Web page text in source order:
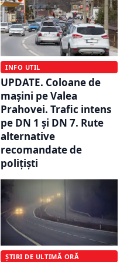
INFO UTIL
UPDATE. Coloane de
mașini pe Valea
Prahovei. Trafic intens
pe DN 1 și DN 7. Rute
alternative
recomandate de
polițiști
ȘTIRI DE ULTIMĂ ORĂ